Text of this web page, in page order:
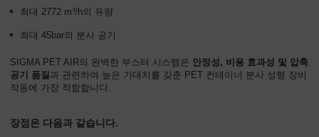
최대 2772 m³/h의 유량
최대 45bar의 분사 공기
SIGMA PET AIR의 완벽한 부스터 시스템은 안정성, 비용 효과성 및 압축
공기 품질 과 관련하여 높은 기대치를 갖춘 PET 컨테이너 분사 성형 장비
작동에 가장 적합합니다.
장점은 다음과 같습니다.